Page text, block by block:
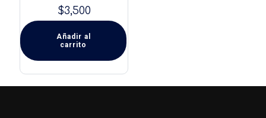
$3,500
Añadir al
carrito